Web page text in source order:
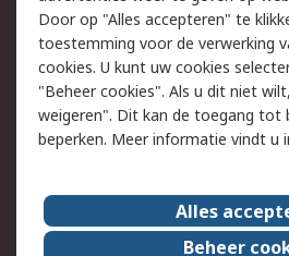
Wettelijk
Cookiebeleid
Privacybeleid
Algemene
verkoopvoorwaarden
Over RS
RS Group
Door op "Alles accepteren" te
toestemming voor de verwerking
cookies. U kunt uw cookies
"Beheer cookies". Als u dit niet
weigeren". Dit kan de toegang tot
beperken. Meer informatie vindt u
Alles
Beheer